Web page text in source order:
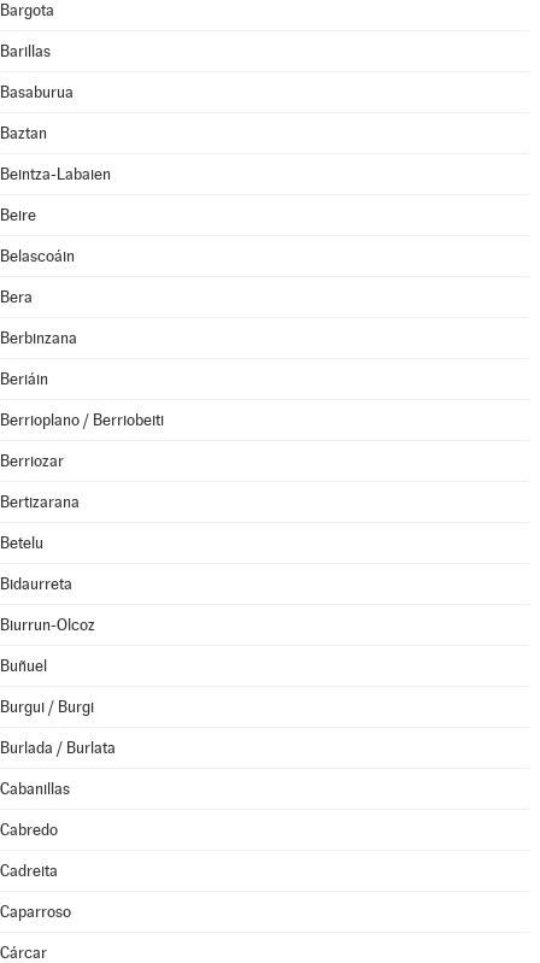
Bargota
Barillas
Basaburua
Baztan
Beintza-Labaien
Beire
Belascoáin
Bera
Berbinzana
Beriáin
Berrioplano / Berriobeiti
Berriozar
Bertizarana
Betelu
Bidaurreta
Biurrun-Olcoz
Buñuel
Burgui / Burgi
Burlada / Burlata
Cabanillas
Cabredo
Cadreita
Caparroso
Cárcar